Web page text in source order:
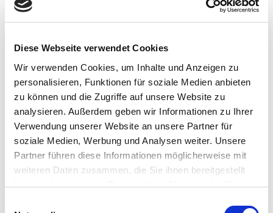
Diese Webseite verwendet Cookies
Wir verwenden Cookies, um Inhalte und Anzeigen zu
personalisieren, Funktionen für soziale Medien anbieten
zu können und die Zugriffe auf unsere Website zu
analysieren. Außerdem geben wir Informationen zu Ihrer
Verwendung unserer Website an unsere Partner für
soziale Medien, Werbung und Analysen weiter. Unsere
Partner führen diese Informationen möglicherweise mit
weiteren Daten zusammen, die Sie ihnen bereitgestellt
haben oder die sie im Rahmen Ihrer Nutzung der Dienste
Auf der Karte
Hüttenschulzehaus, Alsdorf